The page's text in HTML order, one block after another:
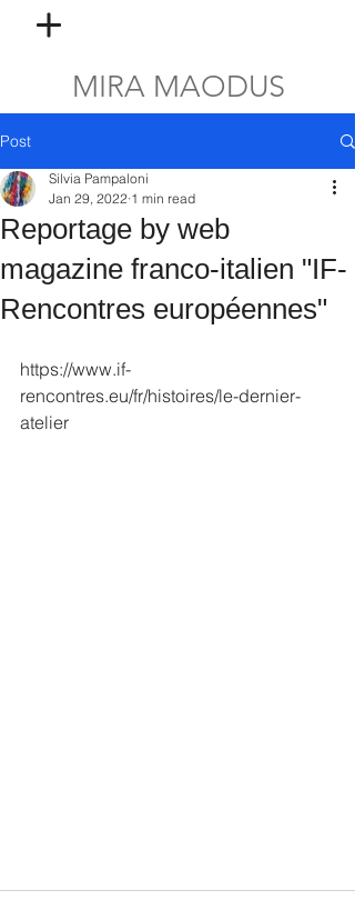
MIRA MAODUS
Post
Reportage by web
magazine franco-italien "IF-
Rencontres européennes"
Silvia Pampaloni
Jan 29, 2022 1 min read
https://www.if-
rencontres.eu/fr/histoires/le-dernier-
atelier